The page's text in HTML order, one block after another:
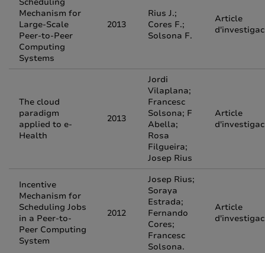
Mechanism for
Large-Scale
Peer-to-Peer
Computing
Systems
2013
Rius J.;
Cores F.;
Solsona F.
Article
The cloud
paradigm
applied to e-
Health
2013
Jordi
Vilaplana;
Francesc
Solsona; F
Abella;
Rosa
Filgueira;
Josep Rius
Article
Incentive
Mechanism for
Scheduling Jobs
in a Peer-to-
Peer Computing
System
2012
Josep Rius;
Soraya
Estrada;
Fernando
Cores;
Francesc
Solsona.
Article